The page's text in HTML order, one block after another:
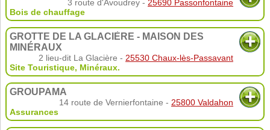
3 route d'Avoudrey - 25690 Passonfontaine
Bois de chauffage
GROTTE DE LA GLACIÈRE - MAISON DES
MINÉRAUX
2 lieu-dit La Glacière - 25530 Chaux-lès-Passavant
Site Touristique, Minéraux.
GROUPAMA
14 route de Vernierfontaine - 25800 Valdahon
Assurances